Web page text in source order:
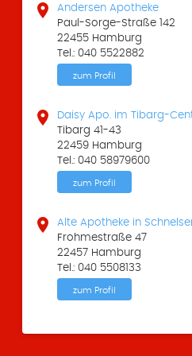

Andersen Apotheke
Paul-Sorge-Straße 142
22455 Hamburg
Tel.: 040 5522882
zum Profil

Daisy Apo. im Tibarg-
Tibarg 41-43
22459 Hamburg
Tel.: 040 58979600
zum Profil

Alte Apotheke in
Frohmestraße 47
22457 Hamburg
Tel.: 040 5508133
zum Profil